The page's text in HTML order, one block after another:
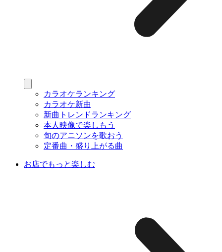
カラオケランキング
カラオケ新曲
新曲トレンドランキング
本人映像で楽しもう
旬のアニソンを歌おう
定番曲・盛り上がる曲
お店でもっと楽しむ